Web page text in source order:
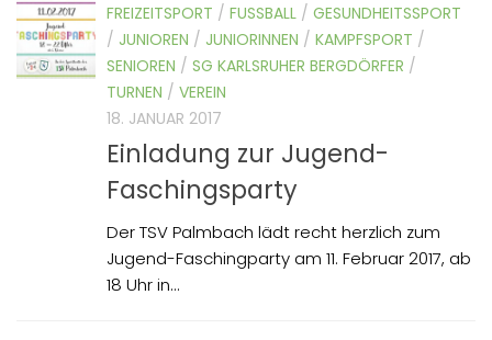
FREIZEITSPORT / FUSSBALL / GESUNDHEITSSPORT
/ JUNIOREN / JUNIORINNEN / KAMPFSPORT /
SENIOREN / SG KARLSRUHER BERGDÖRFER /
TURNEN / VEREIN
18. JANUAR 2017
Einladung zur Jugend-
Faschingsparty
Der TSV Palmbach lädt recht herzlich zum
Jugend-Faschingparty am 11. Februar 2017, ab
18 Uhr in...